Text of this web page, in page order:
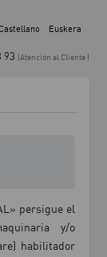
Castellano Euskera
93 (Atención al Cliente )
persigue el
y/o
habilitador